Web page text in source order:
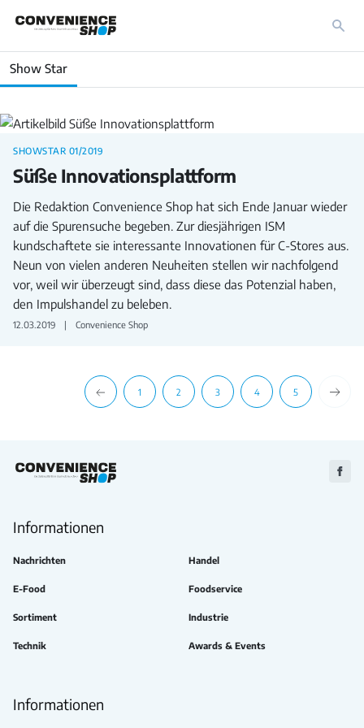
Show Star
SHOWSTAR 01/2019
Süße Innovationsplattform
Die Redaktion Convenience Shop hat sich Ende Januar wieder
auf die Spurensuche begeben. Zur diesjährigen ISM
kundschaftete sie interessante Innovationen für C-Stores aus.
Neun von vielen anderen Neuheiten stellen wir nachfolgend
vor, weil wir überzeugt sind, dass diese das Potenzial haben,
den Impulshandel zu beleben.
12.03.2019 Convenience Shop
1 2 3 4 5
Zu
Informationen
Nachrichten Handel
E-Food Foodservice
Sortiment Industrie
Technik Awards & Events
Informationen